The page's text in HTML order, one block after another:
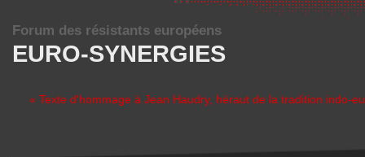
EURO-SYNERGIES
Forum des résistants européens
« Texte d'hommage à Jean Haudry, héraut de la tradition indo-